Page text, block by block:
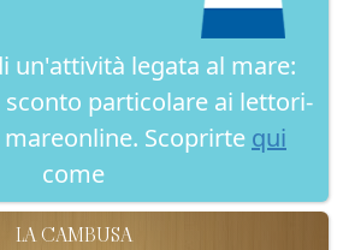
un'attività legata al mare:
particolare ai lettori-
Scoprirte qui
come
LA CAMBUSA